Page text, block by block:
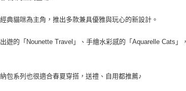
典貓咪為主角，推出多款兼具優雅與玩心的新設計。
遊的「Nounette Travel」、手繪水彩感的「Aquarelle Cats
包系列也很適合春夏穿搭，送禮、自用都推薦♪